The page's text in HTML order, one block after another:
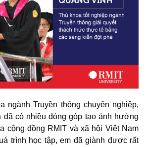
ngành Truyền thông chuyên nghiệp,
đã có nhiều đóng góp tạo ảnh hưởng
cộng đồng RMIT và xã hội Việt Nam
trình học tập, em đã giành được rất